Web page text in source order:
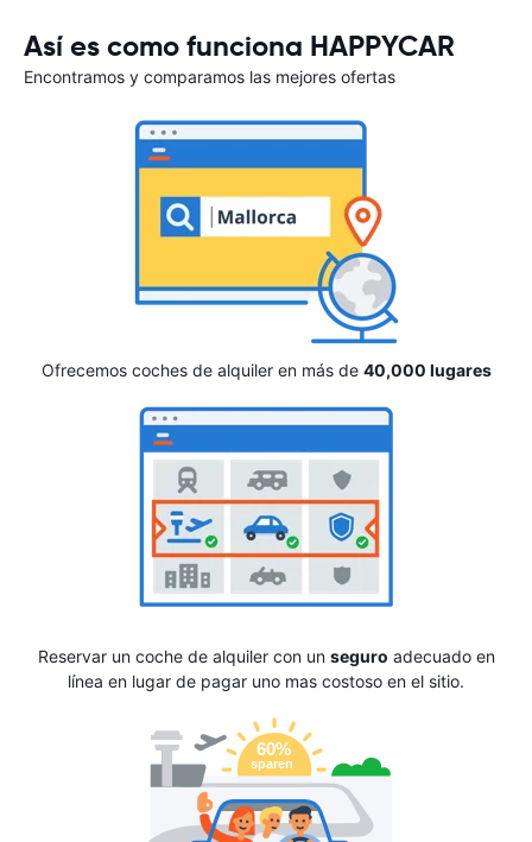
Así es como funciona HAPPYCAR
Encontramos y comparamos las mejores ofertas
Ofrecemos coches de alquiler en más de 40,000 lugares
Reservar un coche de alquiler con un seguro adecuado en
línea en lugar de pagar uno mas costoso en el sitio.